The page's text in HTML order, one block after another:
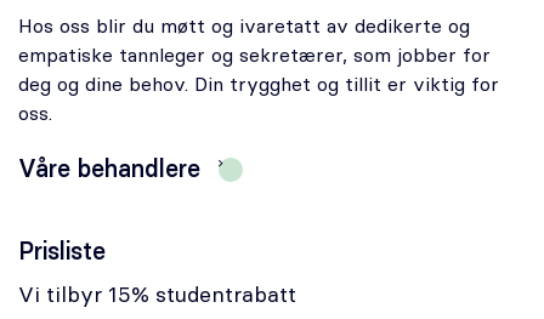
Kontakt oss
Karriere
Hos oss blir du møtt og ivaretatt av dedikerte og
empatiske tannleger og sekretærer, som jobber for
deg og dine behov. Din trygghet og tillit er viktig for
oss.
Våre behandlere
Prisliste
Vi tilbyr 15% studentrabatt